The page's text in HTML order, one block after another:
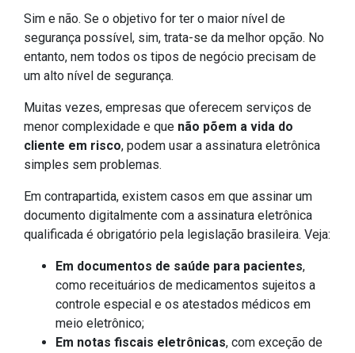
Sim e não. Se o objetivo for ter o maior nível de
segurança possível, sim, trata-se da melhor opção. No
entanto, nem todos os tipos de negócio precisam de
um alto nível de segurança.
Muitas vezes, empresas que oferecem serviços de
menor complexidade e que não põem a vida do
cliente em risco, podem usar a assinatura eletrônica
simples sem problemas.
Em contrapartida, existem casos em que assinar um
documento digitalmente com a assinatura eletrônica
qualificada é obrigatório pela legislação brasileira. Veja:
Em documentos de saúde para pacientes,
como receituários de medicamentos sujeitos a
controle especial e os atestados médicos em
meio eletrônico;
Em notas fiscais eletrônicas, com exceção de